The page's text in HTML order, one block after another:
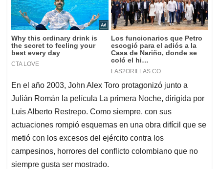
En el año 2003, John Alex Toro protagonizó junto a
Julián Román la película La primera Noche, dirigida por
Luis Alberto Restrepo. Como siempre, con sus
actuaciones rompió esquemas en una obra difícil que se
metió con los excesos del ejército contra los
campesinos, horrores del conflicto colombiano que no
siempre gusta ser mostrado.